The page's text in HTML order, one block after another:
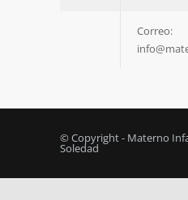
Correo:
© Copyright - Materno
Soledad